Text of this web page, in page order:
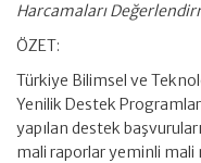
Harcamaları
ÖZET:
Türkiye Bilimsel ve
Yenilik Destek
yapılan destek
mali raporlar yeminli mali